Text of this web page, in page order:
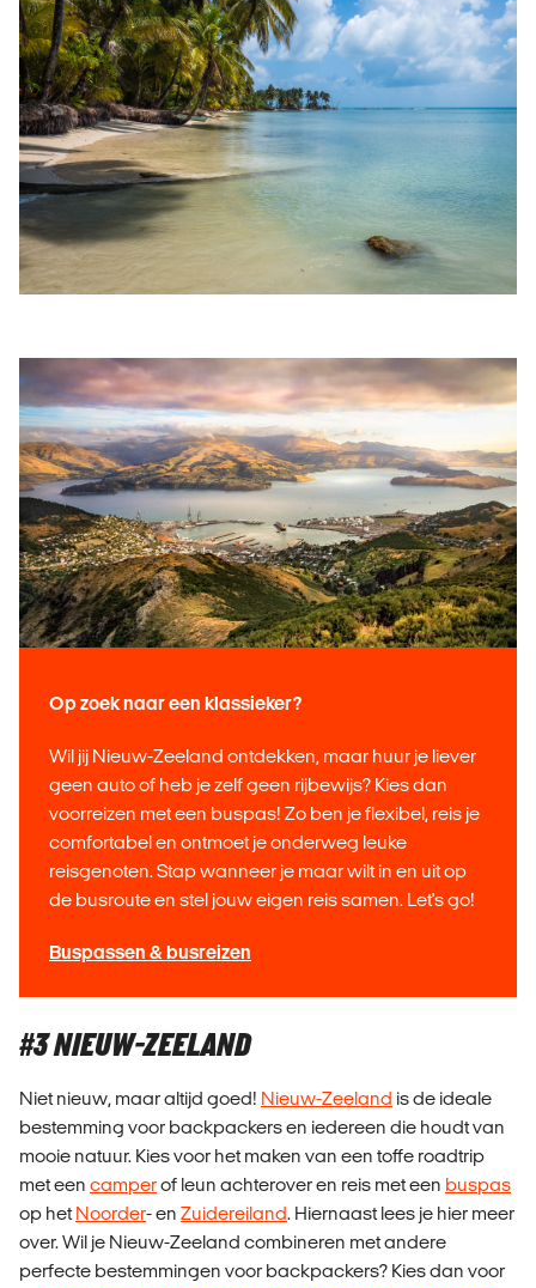
Op zoek naar een klassieker?
Wil jij Nieuw-Zeeland ontdekken, maar huur je liever
geen auto of heb je zelf geen rijbewijs? Kies dan
voorreizen met een buspas! Zo ben je flexibel, reis je
comfortabel en ontmoet je onderweg leuke
reisgenoten. Stap wanneer je maar wilt in en uit op
de busroute en stel jouw eigen reis samen. Let's go!
Buspassen & busreizen
#3 NIEUW-ZEELAND
Niet nieuw, maar altijd goed! Nieuw-Zeeland is de ideale
bestemming voor backpackers en iedereen die houdt van
mooie natuur. Kies voor het maken van een toffe roadtrip
met een camperof leun achterover en reis met een buspas
op hetNoorder- en Zuidereiland. Hiernaast lees je hier meer
over. Wil je Nieuw-Zeeland combineren met andere
perfecte bestemmingen voor backpackers? Kies dan voor